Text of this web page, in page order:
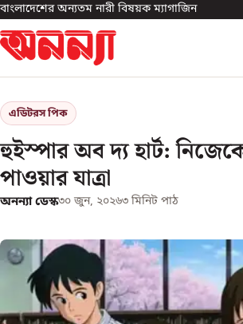
বাংলাদেশের অন্যতম নারী বিষয়ক ম্যাগাজিন
এডিটরস পিক
হুইস্পার অব দ্য হার্ট:
পাওয়ার যাত্রা
অনন্যা ডেস্ক৩০ জুন, ২০২৬৩ মিনিট পাঠ